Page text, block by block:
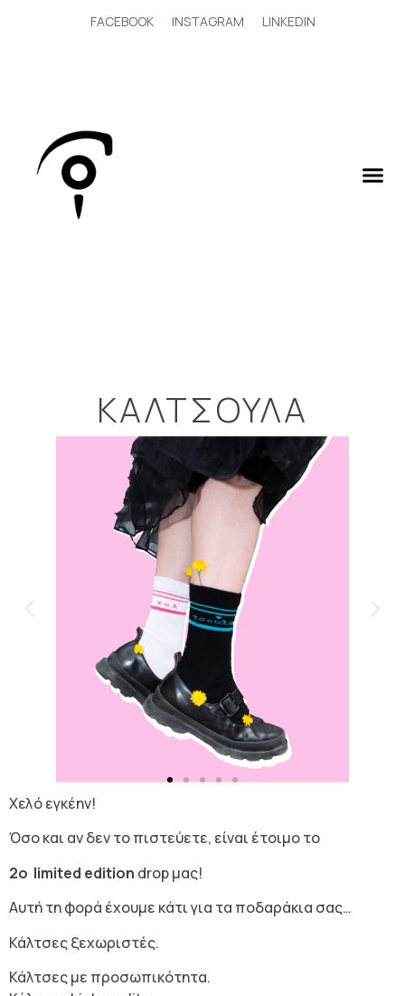
FACEBOOK INSTAGRAM LINKEDIN
ΚΑΛΤΣΟΎΛΑ
Χελό εγκέην!
Όσο και αν δεν το πιστεύετε, είναι έτοιμο το
2ο limited edition dropμας!
Αυτή τη φορά έχουμε κάτι για τα ποδαράκια σας…
Κάλτσες ξεχωριστές.
Κάλτσες με προσωπικότητα.